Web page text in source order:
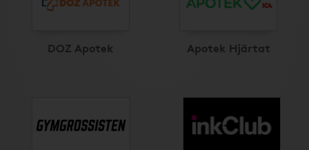
DOZ Apotek Apotek Hjärtat